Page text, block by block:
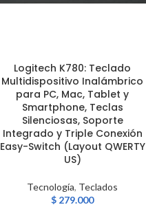
AÑADIR AL CARRITO
Logitech K780: Teclado
Multidispositivo Inalámbrico
para PC, Mac, Tablet y
Smartphone, Teclas
Silenciosas, Soporte
Integrado y Triple Conexión
Easy-Switch (Layout QWERTY
US)
Tecnología, Teclados
$ 279.000